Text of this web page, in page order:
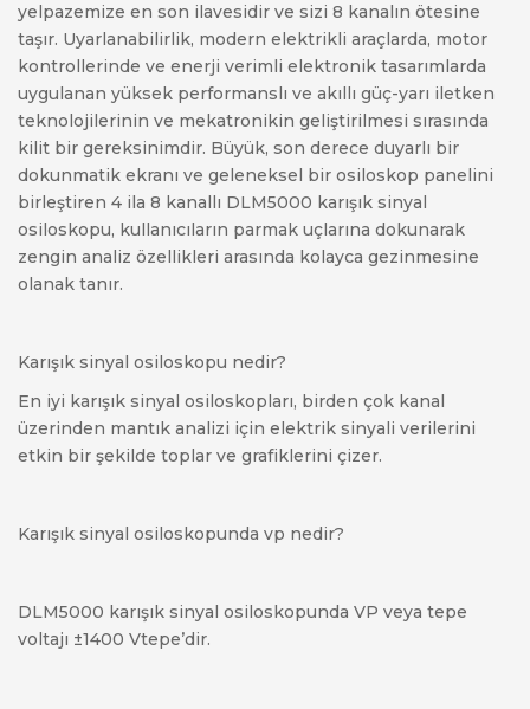
yelpazemize en son ilavesidir ve sizi 8 kanalın ötesine
taşır. Uyarlanabilirlik, modern elektrikli araçlarda, motor
kontrollerinde ve enerji verimli elektronik tasarımlarda
uygulanan yüksek performanslı ve akıllı güç-yarı iletken
teknolojilerinin ve mekatronikin geliştirilmesi sırasında
kilit bir gereksinimdir. Büyük, son derece duyarlı bir
dokunmatik ekranı ve geleneksel bir osiloskop panelini
birleştiren 4 ila 8 kanallı DLM5000 karışık sinyal
osiloskopu, kullanıcıların parmak uçlarına dokunarak
zengin analiz özellikleri arasında kolayca gezinmesine
olanak tanır.
Karışık sinyal osiloskopu nedir?
En iyi karışık sinyal osiloskopları, birden çok kanal
üzerinden mantık analizi için elektrik sinyali verilerini
etkin bir şekilde toplar ve grafiklerini çizer.
Karışık sinyal osiloskopunda vp nedir?
DLM5000 karışık sinyal osiloskopunda VP veya tepe
voltajı ±1400 Vtepe’dir.